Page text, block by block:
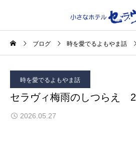
ブログ 時を愛でるよもやま話
時を愛でるよもやま話
セラヴィ梅雨のしつらえ 2
2026.05.27